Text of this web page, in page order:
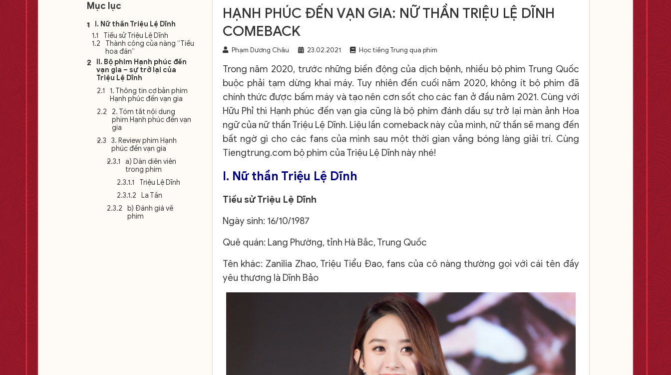
Mục lục
I. Nữ thần Triệu Lệ Dĩnh
Tiểu sử Triệu Lệ Dĩnh
Thành công của nàng “Tiểu
hoa đán”
II. Bộ phim Hạnh phúc đến
vạn gia – sự trở lại của
Triệu Lệ Dĩnh
1. Thông tin cơ bản phim
Hạnh phúc đến vạn gia
2. Tóm tắt nội dung
phim Hạnh phúc đến vạn
gia
3. Review phim Hạnh
phúc đến vạn gia
a) Dàn diễn viên
trong phim
Triệu Lệ Dĩnh
La Tấn
b) Đánh giá về
phim
HẠNH PHÚC ĐẾN VẠN GIA: NỮ THẦN TRIỆU LỆ DĨNH
COMEBACK
Phạm Dương Châu 23.02.2021 Học tiếng Trung qua phim
Trong năm 2020, trước những biến động của dịch bệnh, nhiều bộ phim Trung Quốc
buộc phải tạm dừng khai máy. Tuy nhiên đến cuối năm 2020, không ít bộ phim đã
chính thức được bấm máy và tạo nên cơn sốt cho các fan ở đầu năm 2021. Cùng với
Hữu Phỉ thì Hạnh phúc đến vạn gia cũng là bộ phim đánh dấu sự trở lại màn ảnh Hoa
ngữ của nữ thần Triệu Lệ Dĩnh. Liệu lần comeback này của mình, nữ thần sẽ mang đến
bất ngờ gì cho các fans của mình sau một thời gian vắng bóng làng giải trí. Cùng
Tiengtrung.com bộ phim của Triệu Lệ Dĩnh này nhé!
I. Nữ thần Triệu Lệ Dĩnh
Tiểu sử Triệu Lệ Dĩnh
Ngày sinh: 16/10/1987
Quê quán: Lang Phường, tỉnh Hà Bắc, Trung Quốc
Tên khác: Zanilia Zhao, Triệu Tiểu Đao, fans của cô nàng thường gọi với cái tên đầy
yêu thương là Dĩnh Bảo